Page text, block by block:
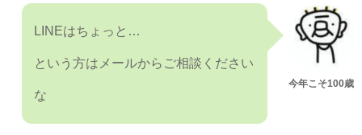
今年こそ100歳
LINEはちょっと…
という方は メールからご相談ください
な